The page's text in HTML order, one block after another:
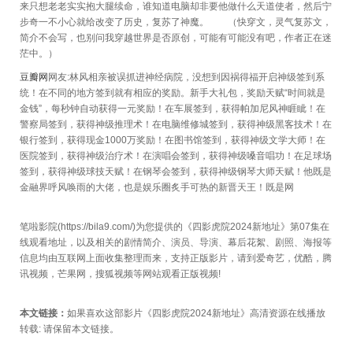
来只想老老实实抱大腿续命，谁知道电脑却非要他做什么天道使者，然后宁
步奇一不小心就给改变了历史，复苏了神魔。 （快穿文，灵气复苏文，
简介不会写，也别问我穿越世界是否原创，可能有可能没有吧，作者正在迷
茫中。）
豆瓣网 网友:林风相亲被误抓进神经病院，没想到因祸得福开启神级签到系
统！在不同的地方签到就有相应的奖励。新手大礼包，奖励天赋“时间就是
金钱”，每秒钟自动获得一元奖励！在车展签到，获得帕加尼风神睚眦！在
警察局签到，获得神级推理术！在电脑维修城签到，获得神级黑客技术！在
银行签到，获得现金1000万奖励！在图书馆签到，获得神级文学大师！在
医院签到，获得神级治疗术！在演唱会签到，获得神级嗓音唱功！在足球场
签到，获得神级球技天赋！在钢琴会签到，获得神级钢琴大师天赋！他既是
金融界呼风唤雨的大佬，也是娱乐圈炙手可热的新晋天王！既是网
笔啦影院(https://bila9.com/)为您提供的《四影虎院2024新地址》第07集在
线观看地址，以及相关的剧情简介、演员、导演、幕后花絮、剧照、海报等
信息均由互联网上面收集整理而来，支持正版影片，请到爱奇艺，优酷，腾
讯视频，芒果网，搜狐视频等网站观看正版视频!
本文链接： 如果喜欢这部影片《四影虎院2024新地址》高清资源在线播放
转载: 请保留本文链接。